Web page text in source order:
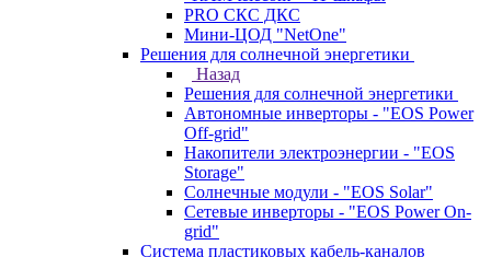
PRO СКС ДКС
Мини-ЦОД "NetOne"
Решения для солнечной энергетики
Назад
Решения для солнечной энергетики
Автономные инверторы - "EOS Power
Off-grid"
Накопители электроэнергии - "EOS
Storage"
Солнечные модули - "EOS Solar"
Сетевые инверторы - "EOS Power On-
grid"
Система пластиковых кабель-каналов